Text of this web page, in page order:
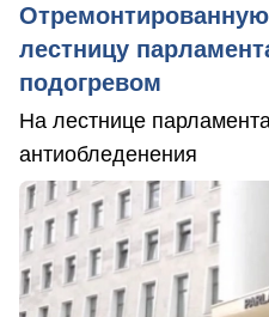
лестницу
подогревом
На лестнице
антиобледенения